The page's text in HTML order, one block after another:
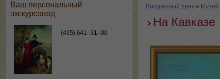
Ваш персональный
экскурсовод
(495) 641–31–00
Воскресный день » Музей
На Кавказе